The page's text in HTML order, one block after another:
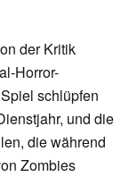
der Kritik
Horror-
schlüpfen
und die
die während
Zombies